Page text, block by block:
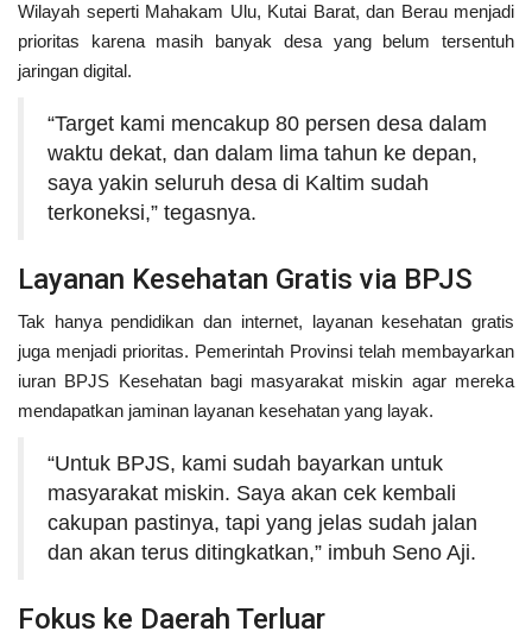
Wilayah seperti Mahakam Ulu, Kutai Barat, dan Berau menjadi
prioritas karena masih banyak desa yang belum tersentuh
jaringan digital.
“Target kami mencakup 80 persen desa dalam
waktu dekat, dan dalam lima tahun ke depan,
saya yakin seluruh desa di Kaltim sudah
terkoneksi,” tegasnya.
Layanan Kesehatan Gratis via BPJS
Tak hanya pendidikan dan internet, layanan kesehatan gratis
juga menjadi prioritas. Pemerintah Provinsi telah membayarkan
iuran BPJS Kesehatan bagi masyarakat miskin agar mereka
mendapatkan jaminan layanan kesehatan yang layak.
“Untuk BPJS, kami sudah bayarkan untuk
masyarakat miskin. Saya akan cek kembali
cakupan pastinya, tapi yang jelas sudah jalan
dan akan terus ditingkatkan,” imbuh Seno Aji.
Fokus ke Daerah Terluar